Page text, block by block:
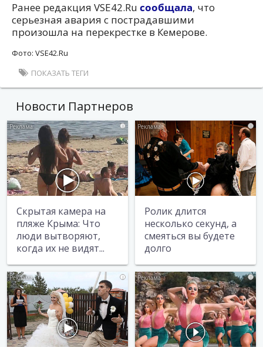
Ранее редакция VSE42.Ru сообщала, что
серьезная авария с пострадавшими
произошла на перекрестке в Кемерове.
Фото: VSE42.Ru
ПОКАЗАТЬ ТЕГИ
Новости Партнеров
i
Скрытая камера на
пляже Крыма: Что
люди вытворяют,
когда их не видят...
i
Ролик длится
несколько секунд, а
смеяться вы будете
долго
i i